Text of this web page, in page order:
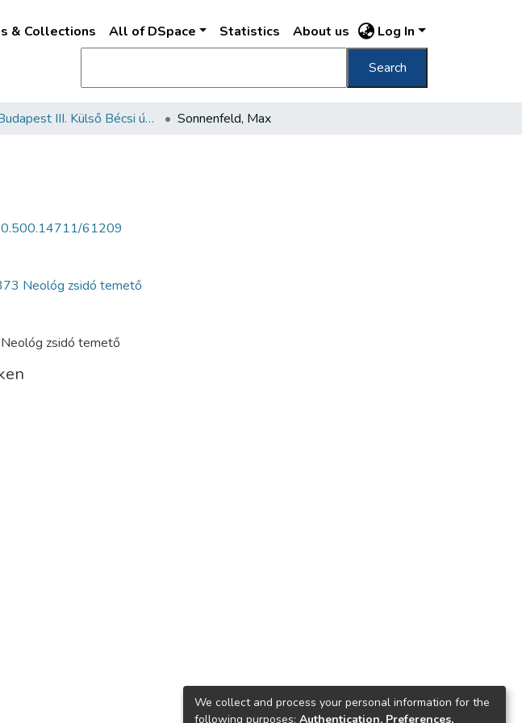
& Collections All of DSpace Statistics About us Log In
Search
Budapest III. Külső Bécsi út 373 Neológ zsidó temető Sonnenfeld, Max
61209
Neológ zsidó temető
zsidó temető
We collect and process your personal information for the
following purposes: Authentication, Preferences,